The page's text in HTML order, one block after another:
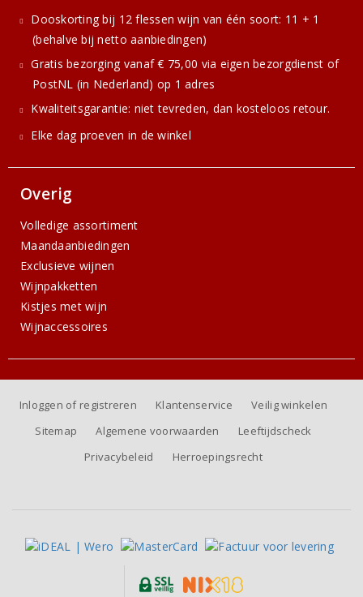
Dooskorting bij 12 flessen wijn van één soort: 11 + 1
(behalve bij netto aanbiedingen)
Gratis bezorging vanaf € 75,00 via eigen bezorgdienst of
PostNL (in Nederland) op 1 adres
Kwaliteitsgarantie: niet tevreden, dan kosteloos retour.
Elke dag proeven in de winkel
Overig
Volledige assortiment
Maandaanbiedingen
Exclusieve wijnen
Wijnpakketten
Kistjes met wijn
Wijnaccessoires
Inloggen of registreren Klantenservice
Veilig winkelen
Sitemap
Algemene voorwaarden
Leeftijdscheck
Privacybeleid
Herroepingsrecht